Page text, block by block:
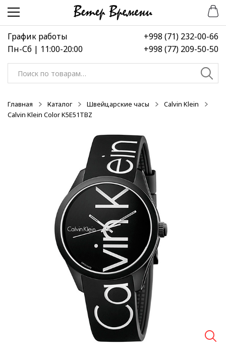
Перейти
навигации
Перейти
содержимому
График работы
Пн-Сб | 11:00-20:00
+998 (71) 232-00-66
+998 (77) 209-50-50
Искать:
Главная Каталог Швейцарские часы
Calvin Klein
Calvin Klein Color K5E51TBZ
-50%